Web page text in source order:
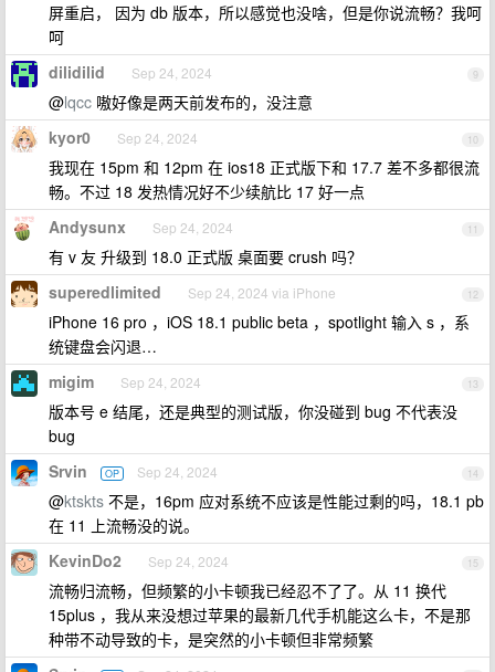
屏重启， 因为 db 版本，所以感觉也没啥，但是你说流畅？我呵
呵
9
dilidilid Sep 24, 2024
@lqcc 嗷好像是两天前发布的，没注意
10
kyor0 Sep 24, 2024
我现在 15pm 和 12pm 在 ios18 正式版下和 17.7 差不多都很流
畅。不过 18 发热情况好不少续航比 17 好一点
11
Andysunx Sep 24, 2024
有 v 友 升级到 18.0 正式版 桌面要 crush 吗？
12
superedlimited Sep 24, 2024 via iPhone
iPhone 16 pro ，iOS 18.1 public beta ，spotlight 输入 s ，系
统键盘会闪退…
13
migim Sep 24, 2024
版本号 e 结尾，还是典型的测试版，你没碰到 bug 不代表没
bug
14
Srvin OP Sep 24, 2024
@ktskts 不是，16pm 应对系统不应该是性能过剩的吗，18.1 pb
在 11 上流畅没的说。
15
KevinDo2 Sep 24, 2024
流畅归流畅，但频繁的小卡顿我已经忍不了了。从 11 换代
15plus ，我从来没想过苹果的最新几代手机能这么卡，不是那
种带不动导致的卡，是突然的小卡顿但非常频繁